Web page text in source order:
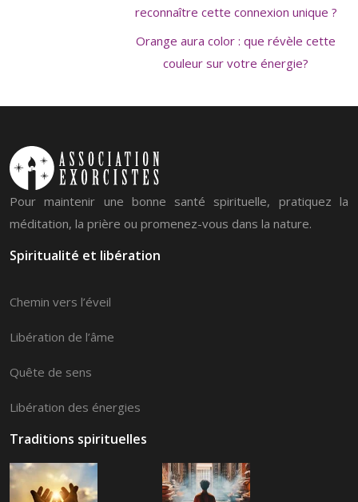
reconnaître cette connexion unique ?
Orange aura color : que révèle cette
couleur sur votre énergie?
Pour maintenir une bonne santé spirituelle, pratiquez la
méditation, la prière ou promenez-vous dans la nature.
Spiritualité et libération
Chemin vers l’éveil
Libération de l’âme
Quête de sens
Libération des énergies
Traditions spirituelles